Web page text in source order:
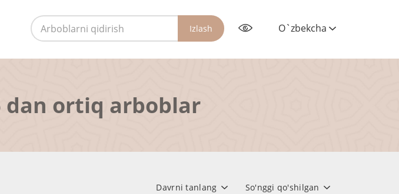
Izlash O`zbekcha
dan ortiq arboblar
So'nggi qo'shilgan
Davrni tanlang